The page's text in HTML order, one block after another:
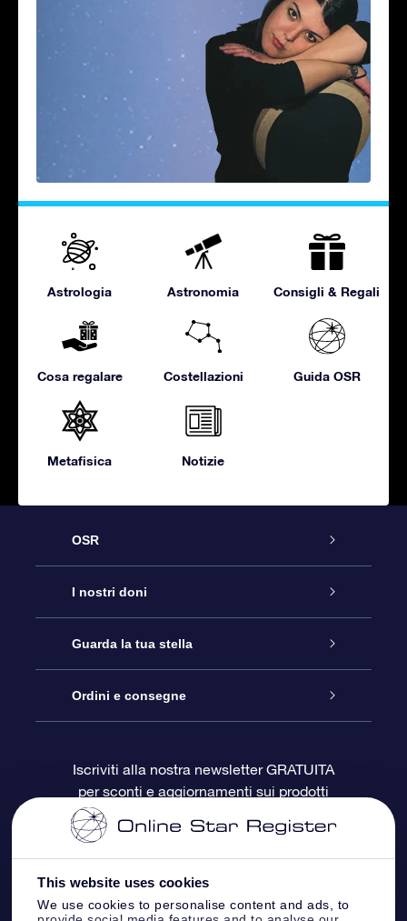
This website uses cookies
We use cookies to personalise content and ads, to
Astrologia Astronomia Consigli & Regali
Cosa regalare Costellazioni Guida OSR
Metafisica Notizie
OSR
Assistenza
Contattaci
Blog
OSR Recensioni
I nostri doni
Online Star Gift
Pacchetto regalo OSR
Gift Card OSR
Doni aziendali
Guarda la tua stella
Registro stellare
Star Page personalizzata
One Million Stars
OSR Starsaver
Ordini e consegne
Informazioni di Pagamento
Politica di reso
Iscriviti alla nostra newsletter GRATUITA
per sconti e aggiornamenti sui prodotti